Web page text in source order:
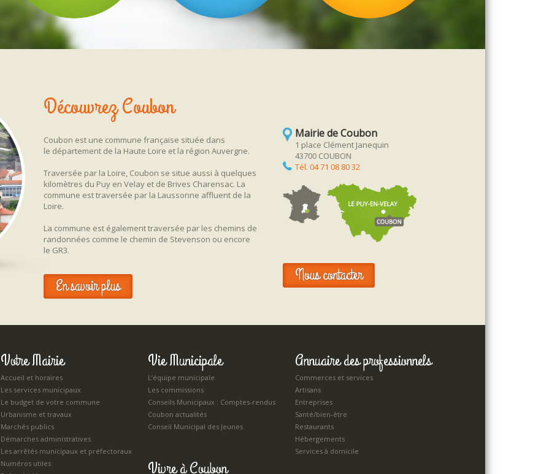
Découvrez Coubon
Coubon est une commune française située dans
le département de la Haute Loire et la région Auvergne.
Traversée par la Loire, Coubon se situe aussi à quelques
kilomètres du Puy en Velay et de Brives Charensac. La
commune est traversée par la Laussonne affluent de la
Loire.
La commune est également traversée par les chemins de
randonnées comme le chemin de Stevenson ou encore
le GR3.
En savoir plus
Mairie de Coubon
1 place Clément Janequin
43700 COUBON
Tél. 04 71 08 80 32
Nous contacter
Votre Mairie
Accueil et horaires
Les services municipaux
Le budget de votre commune
Urbanisme et travaux
Marchés publics
Démarches administratives
Les arrêtés municipaux et préfectoraux
Numéros utiles
Vie Municipale
L’équipe municipale
Les commissions
Conseils Municipaux : Comptes-rendus
Coubon actualités
Conseil Municipal des Jeunes
Vivre à Coubon
Annuaire des professionnels
Commerces et services
Artisans
Entreprises
Santé/bien-être
Restaurants
Hébergements
Services à domicile